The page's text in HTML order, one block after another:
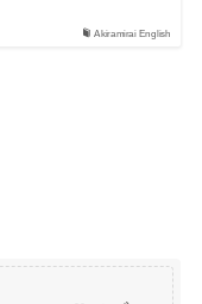
Akiramirai English